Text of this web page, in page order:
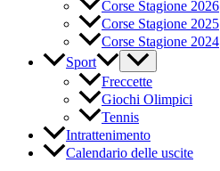
Corse Stagione 2026
Corse Stagione 2025
Corse Stagione 2024
Sport
Freccette
Giochi Olimpici
Tennis
Intrattenimento
Calendario delle uscite